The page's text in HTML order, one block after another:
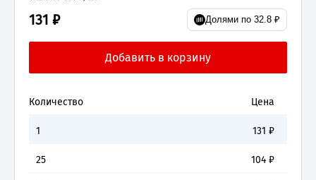
131 ₽ Долями по 32.8 ₽
Количество Цена
1 131 ₽
25 104 ₽